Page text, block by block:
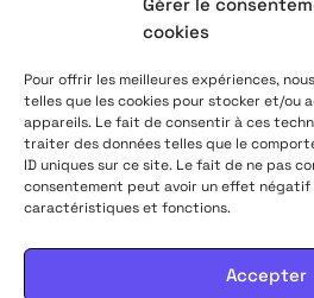
cookies
Pour offrir les meilleures expériences,
telles que les cookies pour stocker et/ou
appareils. Le fait de consentir à ces
traiter des données telles que le
ID uniques sur ce site. Le fait de ne pas
consentement peut avoir un effet négatif
caractéristiques et fonctions.
Accepter
CGV
ALPHA X CBD Shop © 2026 · Tous
Visa
Mastercard CB
PRODUITS CONTENANT MOINS DE 0,3
INTERDITS AUX FEMMES
CONDUIRE APRÈS USAGE · VENTE